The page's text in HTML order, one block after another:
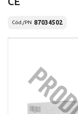
Cód./PN 87034502